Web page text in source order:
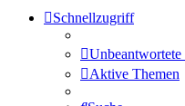
Schnellzugriff
Unbeantwortete
Aktive Themen